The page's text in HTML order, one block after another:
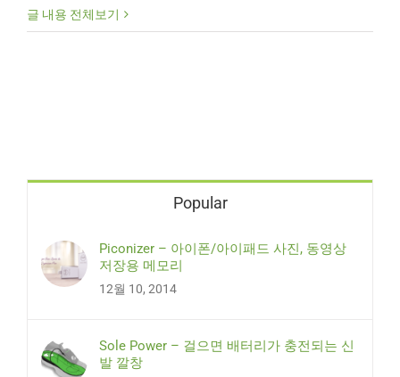
글 내용 전체보기
Popular
Piconizer – 아이폰/아이패드 사진, 동영상
저장용 메모리
12월 10, 2014
Sole Power – 걸으면 배터리가 충전되는 신
발 깔창